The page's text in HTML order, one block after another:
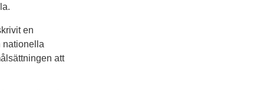
en
nationella
att